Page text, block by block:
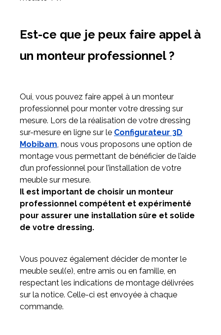
Est-ce que je peux faire appel à
un monteur professionnel ?
Oui, vous pouvez faire appel à un monteur
professionnel pour monter votre dressing sur
mesure. Lors de la réalisation de votre dressing
sur-mesure en ligne sur le Configurateur 3D
Mobibam, nous vous proposons une option de
montage vous permettant de bénéficier de l’aide
d’un professionnel pour l’installation de votre
meuble sur mesure.
Il est important de choisir un monteur
professionnel compétent et expérimenté
pour assurer une installation sûre et solide
de votre dressing.
Vous pouvez également décider de monter le
meuble seul(e), entre amis ou en famille, en
respectant les indications de montage délivrées
sur la notice. Celle-ci est envoyée à chaque
commande.